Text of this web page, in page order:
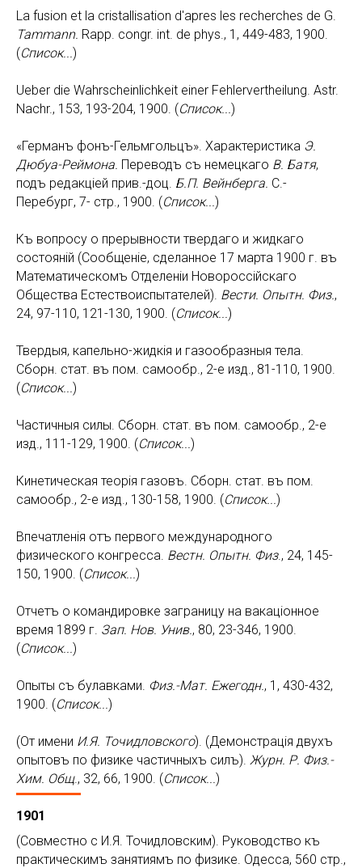
La fusion et la cristallisation d'apres les recherches de G.
Tammann. Rapp. congr. int. de phys., 1, 449-483, 1900.
(Список...)
Ueber die Wahrscheinlichkeit einer Fehlervertheilung. Astr.
Nachr., 153, 193-204, 1900. (Список...)
«Германъ фонъ-Гельмгольцъ». Характеристика Э.
Дюбуа-Реймона. Переводъ съ немецкаго В. Батя,
подъ редакцiей прив.-доц. Б.П. Вейнберга. С.-
Перебург, 7- стр., 1900. (Список...)
Къ вопросу о прерывности твердаго и жидкаго
состоянiй (Сообщенiе, сделанное 17 марта 1900 г. въ
Математическомъ Отделенiи Новороссiйскаго
Общества Естествоиспытателей). Вести. Опытн. Физ.,
24, 97-110, 121-130, 1900. (Список...)
Твердыя, капельно-жидкiя и газообразныя тела.
Сборн. стат. въ пом. самообр., 2-е изд., 81-110, 1900.
(Список...)
Частичныя силы. Сборн. стат. въ пом. самообр., 2-е
изд., 111-129, 1900. (Список...)
Кинетическая теорiя газовъ. Сборн. стат. въ пом.
самообр., 2-е изд., 130-158, 1900. (Список...)
Впечатленiя отъ первого международного
физического конгресса. Вестн. Опытн. Физ., 24, 145-
150, 1900. (Список...)
Отчетъ о командировке заграницу на вакацiонное
время 1899 г. Зап. Нов. Унив., 80, 23-346, 1900.
(Список...)
Опыты съ булавками. Физ.-Мат. Ежегодн., 1, 430-432,
1900. (Список...)
(От имени И.Я. Точидловского). (Демонстрацiя двухъ
опытовъ по физике частичныхъ силъ). Журн. Р. Физ.-
Хим. Общ., 32, 66, 1900. (Список...)
1901
(Совместно с И.Я. Точидловским). Руководство къ
практическимъ занятиямъ по физике. Одесса, 560 стр.,